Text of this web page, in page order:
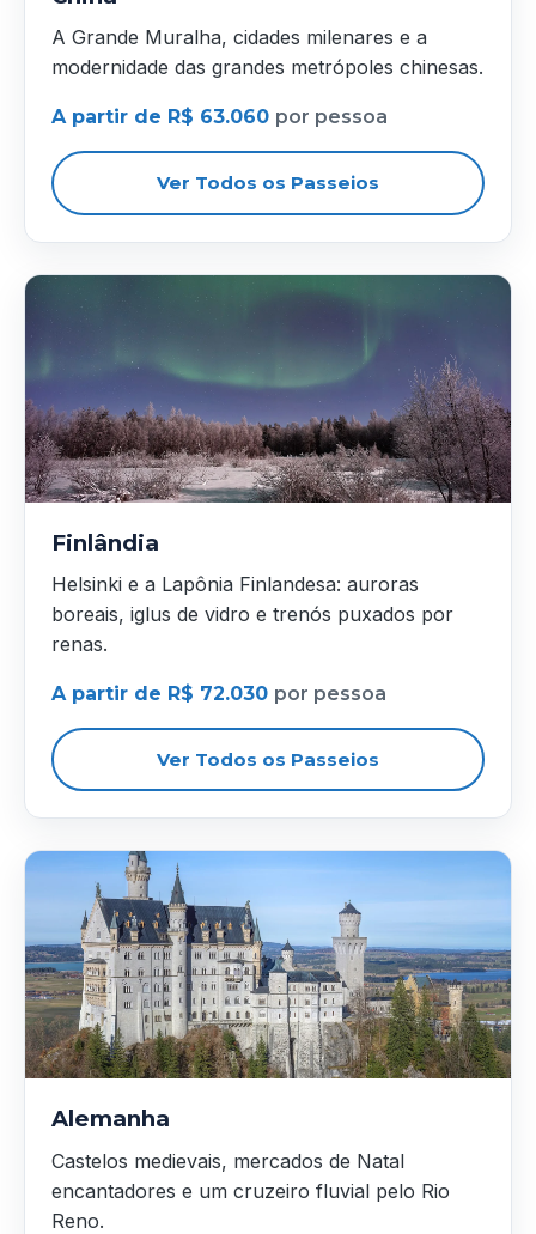
A Grande Muralha, cidades milenares e a
modernidade das grandes metrópoles chinesas.
A partir de R$ 63.060 por pessoa
Ver Todos os Passeios
Finlândia
Helsinki e a Lapônia Finlandesa: auroras
boreais, iglus de vidro e trenós puxados por
renas.
A partir de R$ 72.030 por pessoa
Ver Todos os Passeios
Alemanha
Castelos medievais, mercados de Natal
encantadores e um cruzeiro fluvial pelo Rio
Reno.